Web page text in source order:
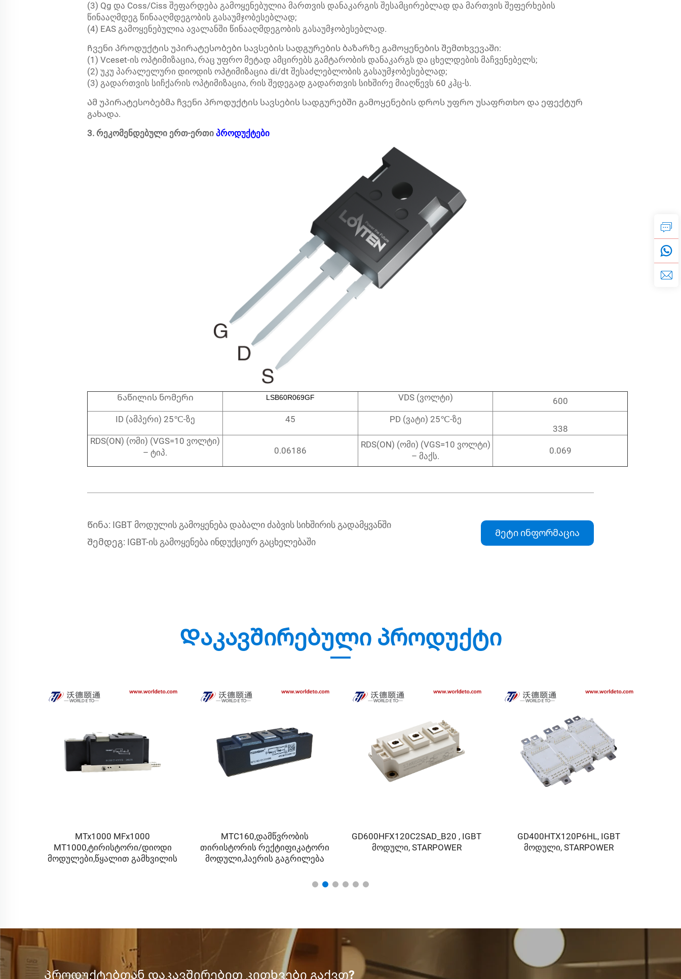
(3) Qg და Coss/Ciss შეფარდება გამოყენებულია მართვის დანაკარგის შესამცირებლად და მართვის შეფერხების
წინააღმდეგ წინააღმდეგობის გასაუმჯობესებლად;
(4) EAS გამოყენებულია ავალანში წინააღმდეგობის გასაუმჯობესებლად.
Ჩვენი პროდუქტის უპირატესობები სავსების სადგურების ბაზარზე გამოყენების შემთხვევაში:
(1) Vceset-ის ოპტიმიზაცია, რაც უფრო მეტად ამცირებს გამტარობის დანაკარგს და ცხელდების მაჩვენებელს;
(2) უკუ პარალელური დიოდის ოპტიმიზაცია di/dt შესაძლებლობის გასაუმჯობესებლად;
(3) გადართვის სიჩქარის ოპტიმიზაცია, რის შედეგად გადართვის სიხშირე მიაღწევს 60 კჰც-ს.
Ამ უპირატესობებმა ჩვენი პროდუქტის სავსების სადგურებში გამოყენების დროს უფრო უსაფრთხო და ეფექტურ
გახადა.
3. რეკომენდებული ერთ-ერთი პროდუქტები
Ნაწილის ნომერი LSB60R069GF VDS (ვოლტი)
600
ID (ამპერი) 25℃-ზე
45
PD (ვატი) 25℃-ზე
338
RDS(ON) (ომი) (VGS=10 ვოლტი)
– ტიპ.
0.06186
RDS(ON) (ომი) (VGS=10 ვოლტი)
– მაქს.
0.069
Წინა: IGBT მოდულის გამოყენება დაბალი ძაბვის სიხშირის გადამყვანში
Შემდეგ: IGBT-ის გამოყენება ინდუქციურ გაცხელებაში
Მეტი ინფორმაცია
Დაკავშირებული პროდუქტი
MTx1000 MFx1000
MT1000,ტირისტორი/დიოდი
მოდულები,წყალით გამხვილის
MTC160,დამწვრობის
თირისტორის რექტიფიკატორი
მოდული,ჰაერის გაგრილება
GD600HFX120C2SAD_B20 , IGBT
მოდული, STARPOWER
GD400HTX120P6HL, IGBT
მოდული, STARPOWER
Პროდუქტებთან დაკავშირებით კითხვები გაქვთ?